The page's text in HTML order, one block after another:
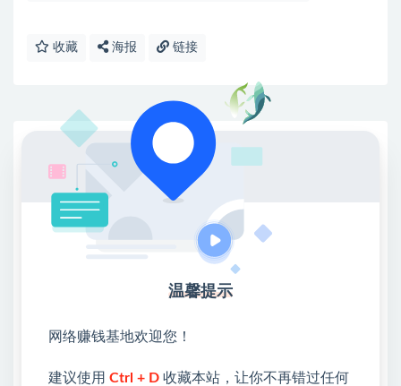
收藏 海报 链接
网赚基地简介
站长微信：无
❤本站：本站整合多方资源站，主要面向互联网创业
类&副业类，资源丰富 物超所值。
❤能助您：找项目 + 低成本创业 + 减少信息差 + 见识
❤本站为众多团队提供了重要价值，也为众多创业者
❤如果您也依存于互联网，欢迎加入本站会员，将尽
温馨提示
网络赚钱基地欢迎您！
建议使用 Ctrl + D 收藏本站，让你不再错过任何